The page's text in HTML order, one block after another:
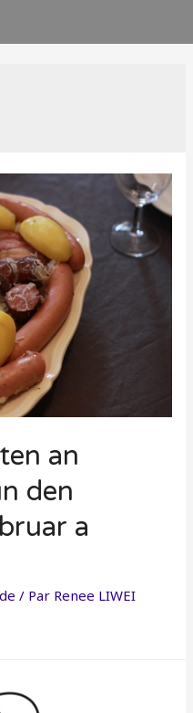
an
den
a
/ Par Renee LIWEI